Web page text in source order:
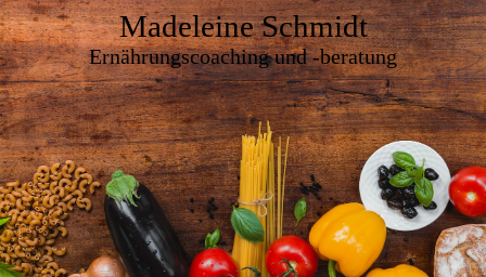
Madeleine Schmidt
Ernährungscoaching und -beratung